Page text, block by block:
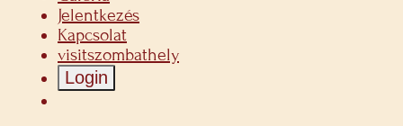
Jelentkezés
Kapcsolat
visitszombathely
Login